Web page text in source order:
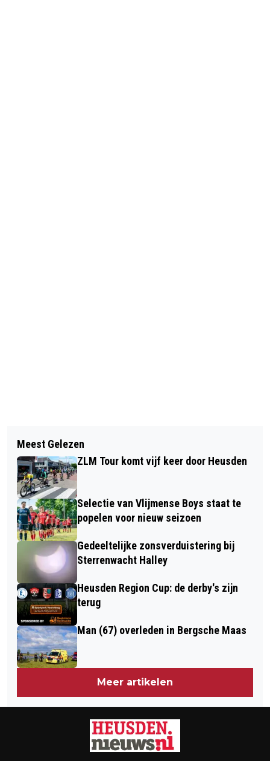
BEZOEK COBRA MUSEUM OP
WOENSDAG 15 JULI
MARIE VAN DE MIDDELHAAI: ’T
RÉGET
Meest Gelezen
ZLM Tour komt vijf keer door Heusden
Selectie van Vlijmense Boys staat te
popelen voor nieuw seizoen
Gedeeltelijke zonsverduistering bij
Sterrenwacht Halley
Heusden Region Cup: de derby's zijn
terug
Man (67) overleden in Bergsche Maas
Meer artikelen